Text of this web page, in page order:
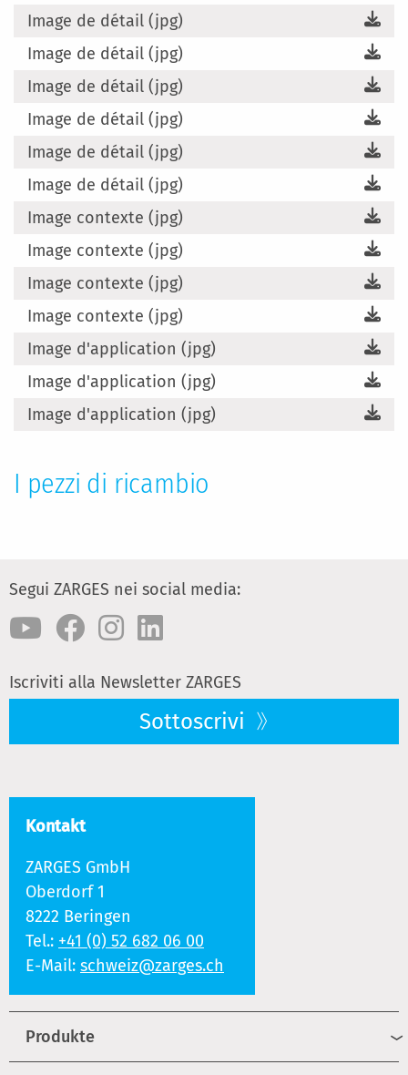
Image de détail (jpg)
Image de détail (jpg)
Image de détail (jpg)
Image de détail (jpg)
Image de détail (jpg)
Image de détail (jpg)
Image contexte (jpg)
Image contexte (jpg)
Image contexte (jpg)
Image contexte (jpg)
Image d'application (jpg)
Image d'application (jpg)
Image d'application (jpg)
I pezzi di ricambio
Segui ZARGES nei social media:
Iscriviti alla Newsletter ZARGES
Sottoscrivi
Kontakt
ZARGES GmbH
Oberdorf 1
8222 Beringen
Tel.: +41 (0) 52 682 06 00
E-Mail: schweiz@zarges.ch
Produkte